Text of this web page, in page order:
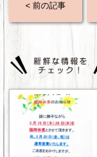
< 前の記事